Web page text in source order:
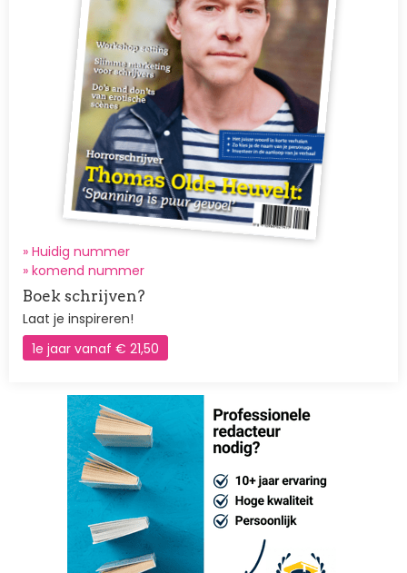
» Huidig nummer
» komend nummer
Boek schrijven?
Laat je inspireren!
1e jaar vanaf € 21,50